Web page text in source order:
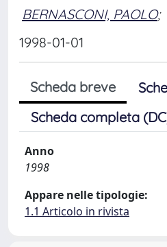
BERNASCONI, PAOLO;
1998-01-01
Scheda breve
Scheda completa
Anno
1998
Appare nelle tipologie:
1.1 Articolo in rivista